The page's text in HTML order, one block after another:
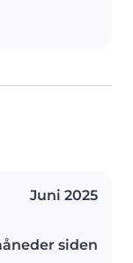
Juni 2025
siden